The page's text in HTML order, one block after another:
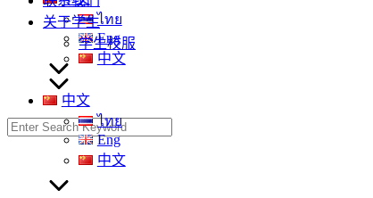
关于学生
学生校服
中文
ไทย
Eng
中文
ไทย
Eng
中文
Search
for: